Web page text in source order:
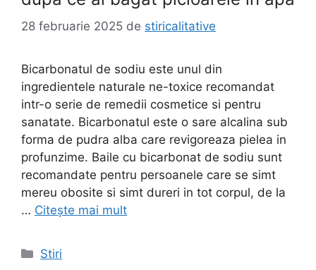
28 februarie 2025 de stiricalitative
Bicarbonatul de sodiu este unul din
ingredientele naturale ne-toxice recomandat
intr-o serie de remedii cosmetice si pentru
sanatate. Bicarbonatul este o sare alcalina sub
forma de pudra alba care revigoreaza pielea in
profunzime. Baile cu bicarbonat de sodiu sunt
recomandate pentru persoanele care se simt
mereu obosite si simt dureri in tot corpul, de la
… Citește mai mult
Categorii
Stiri